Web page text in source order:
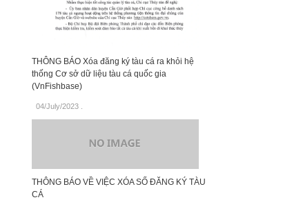
THÔNG BÁO Xóa đăng ký tàu cá ra khỏi hệ
thống Cơ sở dữ liệu tàu cá quốc gia
(VnFishbase)
04/July/2023.
THÔNG BÁO VỀ VIỆC XÓA SỐ ĐĂNG KÝ TÀU
CÁ